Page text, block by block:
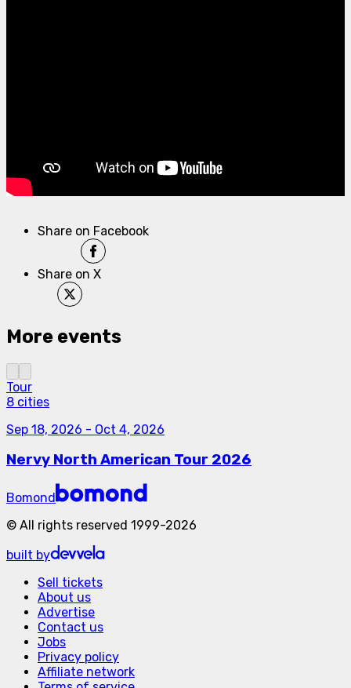
Share on Facebook
Share on X
More events
Tour
8 cities
Sep 18, 2026 - Oct 4, 2026
Nervy North American Tour 2026
Bomond
© All rights reserved 1999-2026
built by
Sell tickets
About us
Advertise
Contact us
Jobs
Privacy policy
Affiliate network